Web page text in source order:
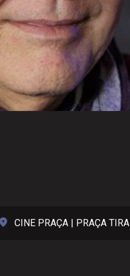
CINE PRAÇA | PRAÇA